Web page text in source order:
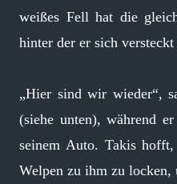
weißes Fell hat die
hinter der er sich versteckt
„Hier sind wir wieder“,
(siehe unten), während
seinem Auto. Takis
Welpen zu ihm zu locken,